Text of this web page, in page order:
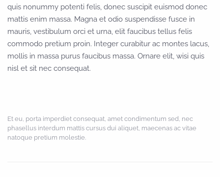
quis nonummy potenti felis, donec suscipit euismod donec
mattis enim massa. Magna et odio suspendisse fusce in
mauris, vestibulum orci et urna, elit faucibus tellus felis
commodo pretium proin. Integer curabitur ac montes lacus,
mollis in massa purus faucibus massa. Ornare elit, wisi quis
nisl et sit nec consequat.
Et eu, porta imperdiet consequat, amet condimentum sed, nec
phasellus interdum mattis cursus dui aliquet, maecenas ac vitae
natoque pretium molestie.